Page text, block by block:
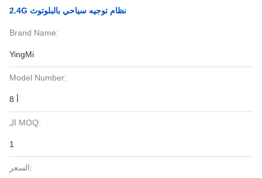
2.4G نظام توجيه سياحي بالبلوتوث
Brand Name:
YingMi
Model Number:
أ 8
الـ MOQ:
1
السعر: